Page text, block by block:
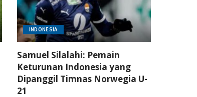
INDONESIA
Samuel Silalahi: Pemain
Keturunan Indonesia yang
Dipanggil Timnas Norwegia U-
21